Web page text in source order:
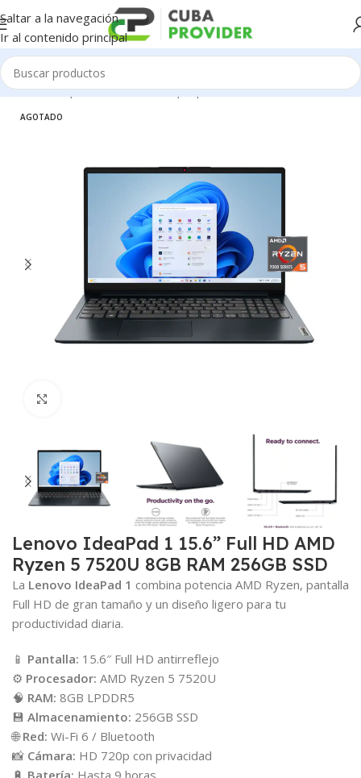
Saltar a la navegación
Ir al contenido principal
Inicio/Componentes de PC/Laptop
AGOTADO
Lenovo IdeaPad 1 15.6” Full HD AMD
Ryzen 5 7520U 8GB RAM 256GB SSD
La Lenovo IdeaPad 1 combina potencia AMD Ryzen, pantalla
Full HD de gran tamaño y un diseño ligero para tu
productividad diaria.
📱 Pantalla: 15.6″ Full HD antirreflejo
⚙️ Procesador: AMD Ryzen 5 7520U
🧠 RAM: 8GB LPDDR5
💾 Almacenamiento: 256GB SSD
🌐Red: Wi-Fi 6 / Bluetooth
📸 Cámara: HD 720p con privacidad